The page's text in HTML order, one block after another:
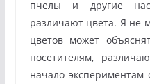
пчелы и другие
различают цвета. Я не
цветов может
посетителям,
начало